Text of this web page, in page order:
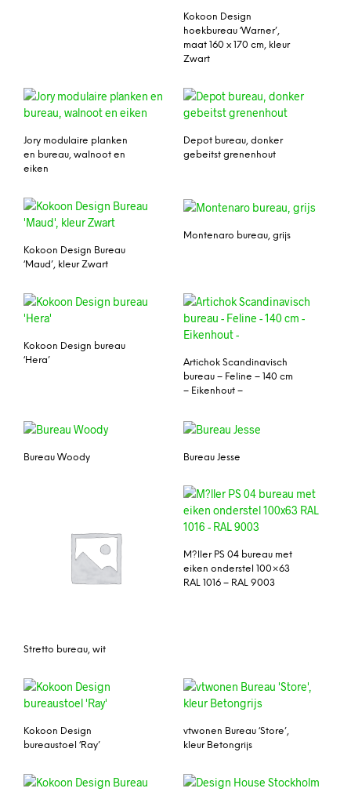
Kokoon Design
hoekbureau ‘Warner’,
maat 160 x 170 cm, kleur
Zwart
Jory modulaire planken
en bureau, walnoot en
eiken
Depot bureau, donker
gebeitst grenenhout
Kokoon Design Bureau
‘Maud’, kleur Zwart
Montenaro bureau, grijs
Kokoon Design bureau
‘Hera’
Artichok Scandinavisch
bureau – Feline – 140 cm
– Eikenhout –
Bureau Woody Bureau Jesse
Stretto bureau, wit
M?ller PS 04 bureau met
eiken onderstel 100×63
RAL 1016 – RAL 9003
Kokoon Design
bureaustoel ‘Ray’
vtwonen Bureau ‘Store’,
kleur Betongrijs